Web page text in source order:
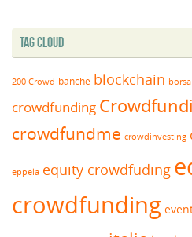
Tag Cloud
200 Crowd banche blockchain borsa
crowdfunding
crowdfundme crowdinvesting
eppela equity crowdfuding
crowdfunding